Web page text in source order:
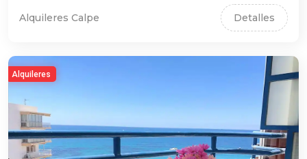
Alquileres Calpe Detalles
Alquileres